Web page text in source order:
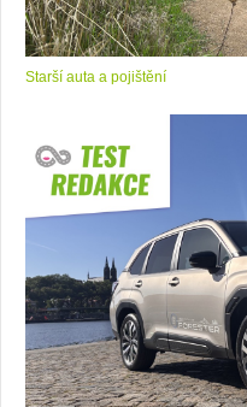
Starší auta a pojištění